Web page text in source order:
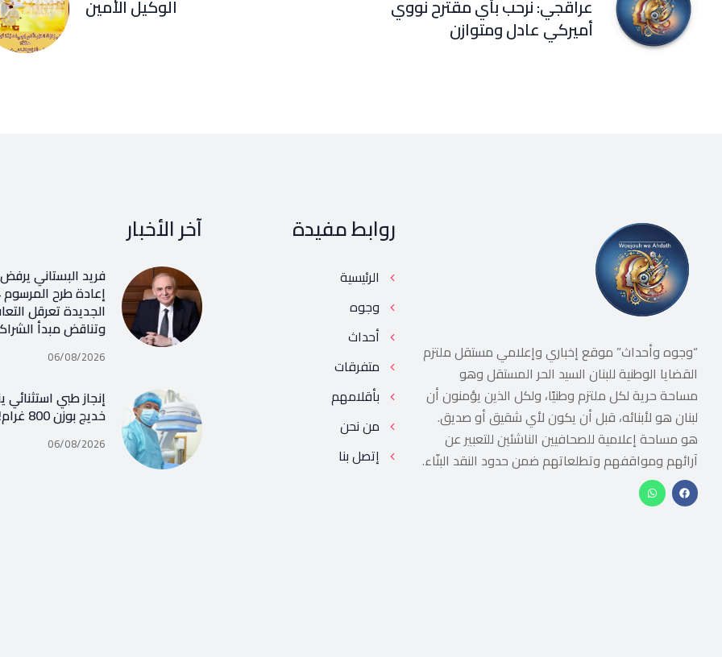
عراقجي: نرحب بأي مقترح نووي
أميركي عادل ومتوازن
الوكيل الأمين
“وجوه وأحداث” موقع إخباري وإعلامي مستقل ملتزم
القضايا الوطنية للبنان السيد الحر المستقل وهو
مساحة حرية لكل ملتزم وطنيًا، ولكل الذين يؤمنون أن
لبنان هو لأبنائه، قبل أن يكون لأي شقيق أو صديق.
هو مساحة إعلامية للصحافيين الناشئين للتعبير عن
آرائهم ومواقفهم وتطلعاتهم ضمن حدود النقد البنّاء.
روابط مفيدة
الرئيسية
وجوه
أحداث
متفرقات
بأقلامهم
من نحن
إتصل بنا
آخر الأخبار
فريد البستاني
الجديدة تعرقل
وتناقض مبدأ
06/08/2026
إنجاز طبي
خديج بوزن 800 غرام!
06/08/2026